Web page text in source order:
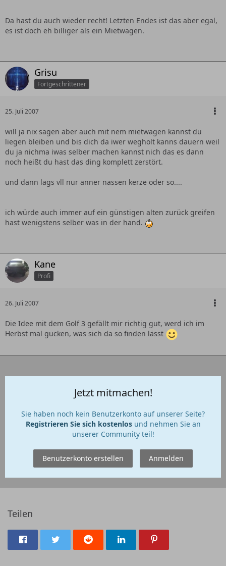
Da hast du auch wieder recht! Letzten Endes ist das aber egal,
es ist doch eh billiger als ein Mietwagen.
Grisu
Fortgeschrittener
25. Juli 2007
will ja nix sagen aber auch mit nem mietwagen kannst du
liegen bleiben und bis dich da iwer wegholt kanns dauern weil
du ja nichma iwas selber machen kannst nich das es dann
noch heißt du hast das ding komplett zerstört.
und dann lags vll nur anner nassen kerze oder so....
ich würde auch immer auf ein günstigen alten zurück greifen
hast wenigstens selber was in der hand.
Kane
Profi
26. Juli 2007
Die Idee mit dem Golf 3 gefällt mir richtig gut, werd ich im
Herbst mal gucken, was sich da so finden lässt
Jetzt mitmachen!
Sie haben noch kein Benutzerkonto auf unserer Seite?
Registrieren Sie sich kostenlosund nehmen Sie an
unserer Community teil!
Benutzerkonto erstellen Anmelden
Teilen